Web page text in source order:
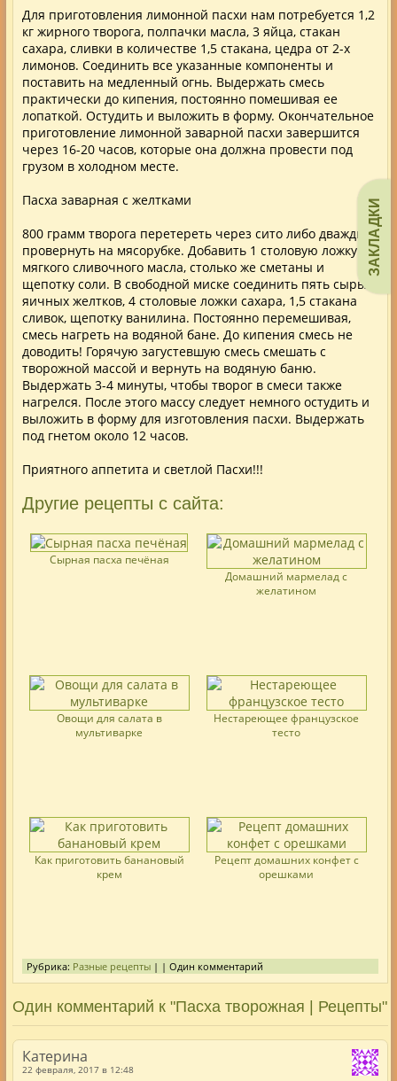
ЗАКЛАДКИ
Для приготовления лимонной пасхи нам потребуется 1,2
кг жирного творога, полпачки масла, 3 яйца, стакан
сахара, сливки в количестве 1,5 стакана, цедра от 2-х
лимонов. Соединить все указанные компоненты и
поставить на медленный огнь. Выдержать смесь
практически до кипения, постоянно помешивая ее
лопаткой. Остудить и выложить в форму. Окончательное
приготовление лимонной заварной пасхи завершится
через 16-20 часов, которые она должна провести под
грузом в холодном месте.
Пасха заварная с желтками
800 грамм творога перетереть через сито либо дважды
провернуть на мясорубке. Добавить 1 столовую ложку
мягкого сливочного масла, столько же сметаны и
щепотку соли. В свободной миске соединить пять сырых
яичных желтков, 4 столовые ложки сахара, 1,5 стакана
сливок, щепотку ванилина. Постоянно перемешивая,
смесь нагреть на водяной бане. До кипения смесь не
доводить! Горячую загустевшую смесь смешать с
творожной массой и вернуть на водяную баню.
Выдержать 3-4 минуты, чтобы творог в смеси также
нагрелся. После этого массу следует немного остудить и
выложить в форму для изготовления пасхи. Выдержать
под гнетом около 12 часов.
Приятного аппетита и светлой Пасхи!!!
Другие рецепты с сайта:
Сырная пасха печёная
Домашний мармелад с
желатином
Овощи для салата в
мультиварке
Нестареющее французское
тесто
Как приготовить банановый
крем
Рецепт домашних конфет с
орешками
Рубрика: Разные рецепты| | Один комментарий
Один комментарий к "Пасха творожная | Рецепты"
Катерина
22 февраля, 2017 в 12:48